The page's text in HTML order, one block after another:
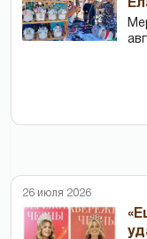
26 июля 2026